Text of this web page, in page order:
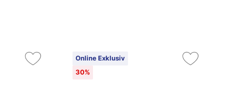
Online Exklusiv
30%